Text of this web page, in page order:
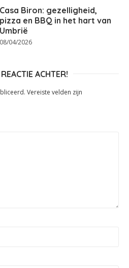
Casa Biron: gezelligheid,
pizza en BBQ in het hart van
Umbrië
08/04/2026
ACHTER!
Vereiste velden zijn